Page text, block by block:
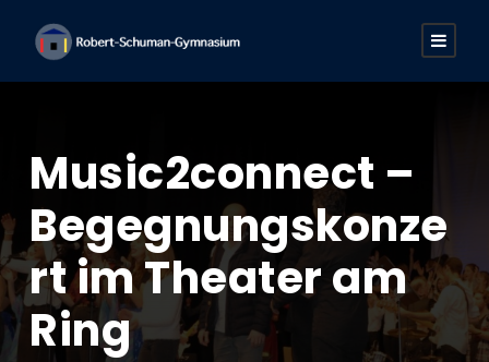
Music2connect –
Begegnungskonze
rt im Theater am
Ring